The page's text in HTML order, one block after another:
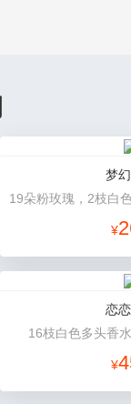
梦
¥
恋
16枝白色多头香
¥